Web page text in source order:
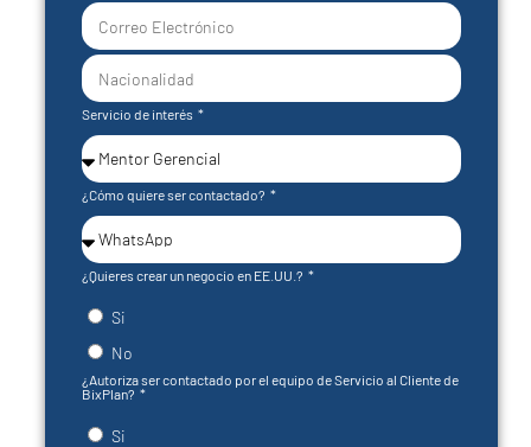
States
+1
Servicio de interés
¿Cómo quiere ser contactado?
¿Quieres crear un negocio en EE.UU.?
Si
No
¿Autoriza ser contactado por el equipo de Servicio al Cliente de
BixPlan?
Si